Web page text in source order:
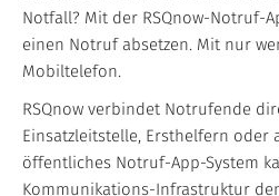
Notfall? Mit der RSQnow-Notruf-
einen Notruf absetzen. Mit nur
Mobiltelefon.
RSQnow verbindet Notrufende
Einsatzleitstelle, Ersthelfern oder
öffentliches Notruf-App-System
Kommunikations-Infrastruktur